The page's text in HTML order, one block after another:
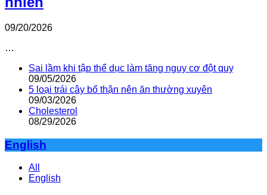
09/20/2026
…
Sai lầm khi tập thể dục làm tăng nguy cơ đột quỵ
09/05/2026
5 loại trái cây bổ thận nên ăn thường xuyên
09/03/2026
Cholesterol
08/29/2026
English
All
English